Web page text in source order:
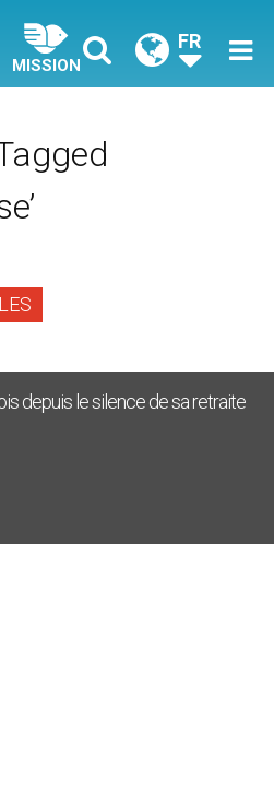
MISSION
FR
depuis le silence de sa retraite